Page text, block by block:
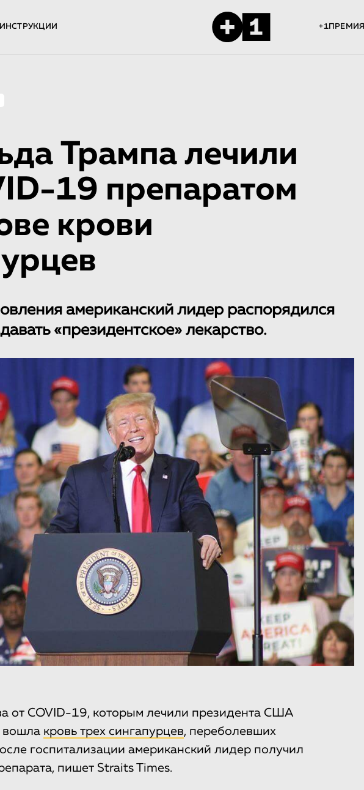
ИНСТРУКЦИИ +1ПРЕМИЯ
Трампа лечили
19 препаратом
крови
американский лидер распорядился
«президентское» лекарство.
от COVID-19, которым лечили президента США
вошла кровь трех сингапурцев, переболевших
госпитализации американский лидер получил
пишет Straits Times.